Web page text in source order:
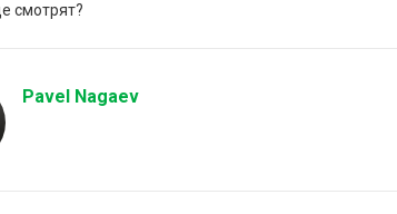
смотрят?
Pavel Nagaev